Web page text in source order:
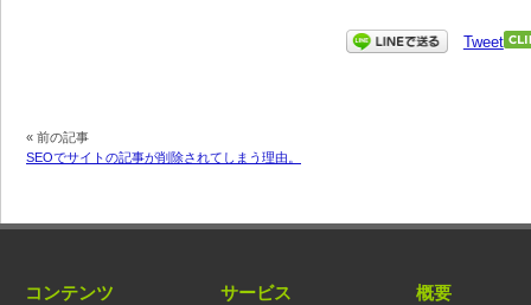
Tweet
« 前の記事
SEOでサイトの記事が削除されてしまう理由。
コンテンツ サービス 概要